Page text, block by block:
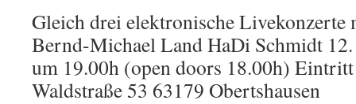
Gleich drei elektronische
Bernd-Michael Land HaDi Schmidt
um 19.00h (open doors 18.00h)
Waldstraße 53 63179 Obertshausen